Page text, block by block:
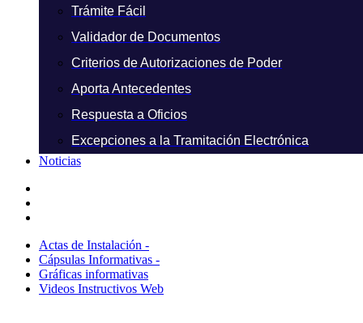
Trámite Fácil
Validador de Documentos
Criterios de Autorizaciones de Poder
Aporta Antecedentes
Respuesta a Oficios
Excepciones a la Tramitación Electrónica
Noticias
Actas de Instalación -
Cápsulas Informativas -
Gráficas informativas
Videos Instructivos Web